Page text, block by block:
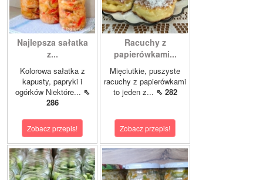
Najlepsza sałatka
z...
Kolorowa sałatka z
kapusty, papryki i
ogórków Niektóre... ⇖
286
Zobacz przepis!
Racuchy z
papierówkami...
Mięciutkie, puszyste
racuchy z papierówkami
to jeden z... ⇖ 282
Zobacz przepis!